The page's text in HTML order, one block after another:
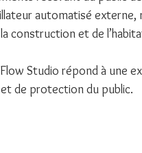
automatisé externe,
construction et de
Studio répond à une
de protection du public.